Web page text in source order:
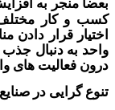
به افزایش آن
کار مختلف در
دادن منابع
دنبال جذب
های واحد خود
در صنایع جذابو